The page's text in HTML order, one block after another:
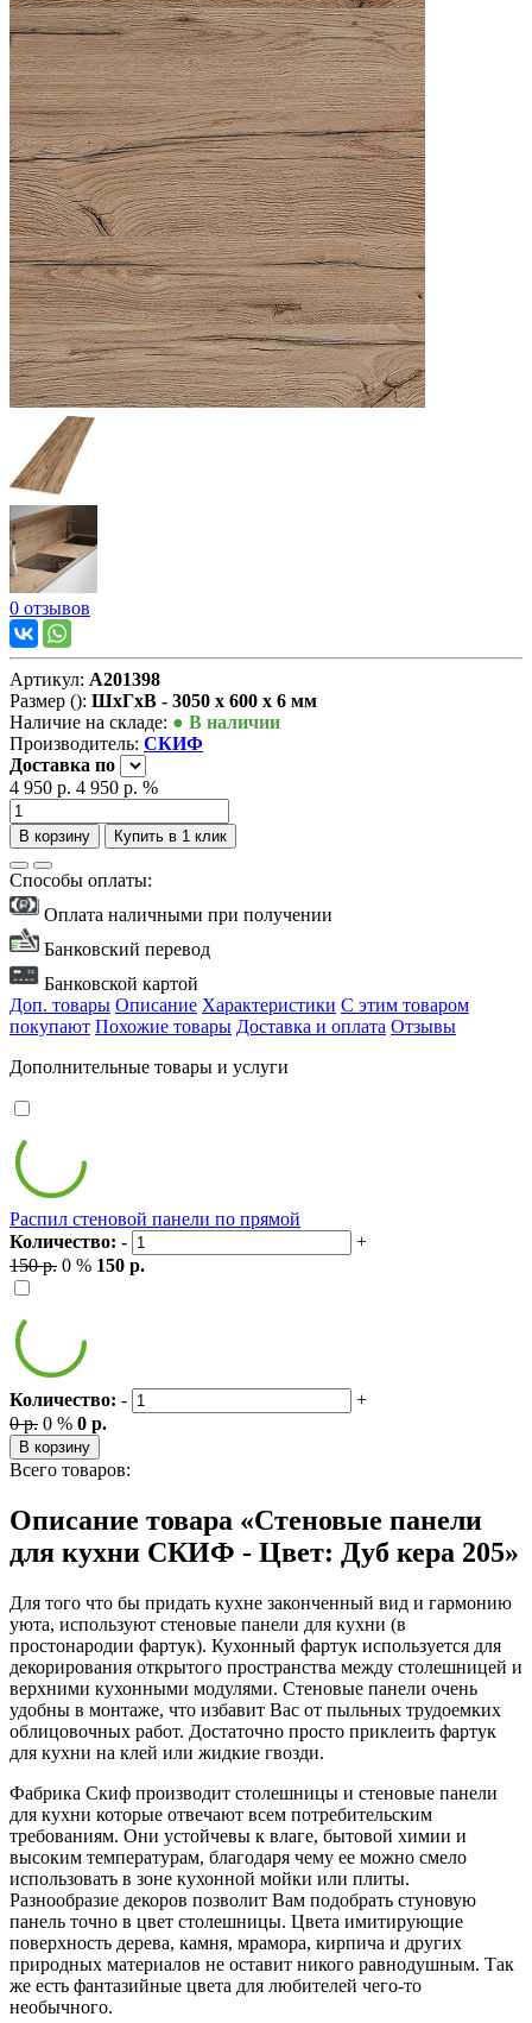
0 отзывов
Артикул: А201398
Размер (): ШxГxВ - 3050 x 600 x 6 мм
Наличие на складе: ● В наличии
Производитель: СКИФ
Доставка по
4 950 р. 4 950 р. %
В корзину Купить в 1 клик
Способы оплаты:
Оплата наличными при получении
Банковский перевод
Банковской картой
Доп. товары Описание Характеристики С этим товаром
покупают Похожие товары Доставка и оплата Отзывы
Дополнительные товары и услуги
Распил стеновой панели по прямой
Количество: -
+
150 р. 0 % 150 р.
Количество: -
+
0 р. 0 % 0 р.
В корзину
Всего товаров:
Описание товара «Стеновые панели
для кухни СКИФ - Цвет: Дуб кера 205»
Для того что бы придать кухне законченный вид и гармонию
уюта, используют стеновые панели для кухни (в
простонародии фартук). Кухонный фартук используется для
декорирования открытого пространства между столешницей и
верхними кухонными модулями. Стеновые панели очень
удобны в монтаже, что избавит Вас от пыльных трудоемких
облицовочных работ. Достаточно просто приклеить фартук
для кухни на клей или жидкие гвозди.
Фабрика Скиф производит столешницы и стеновые панели
для кухни которые отвечают всем потребительским
требованиям. Они устойчевы к влаге, бытовой химии и
высоким температурам, благодаря чему ее можно смело
использовать в зоне кухонной мойки или плиты.
Разнообразие декоров позволит Вам подобрать стуновую
панель точно в цвет столешницы. Цвета имитирующие
поверхность дерева, камня, мрамора, кирпича и других
природных материалов не оставит никого равнодушным. Так
же есть фантазийные цвета для любителей чего-то
необычного.